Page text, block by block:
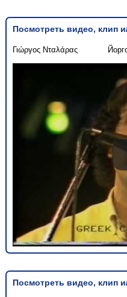
Посмотреть видео, клип
Γιώργος Νταλάρας
Посмотреть видео, клип